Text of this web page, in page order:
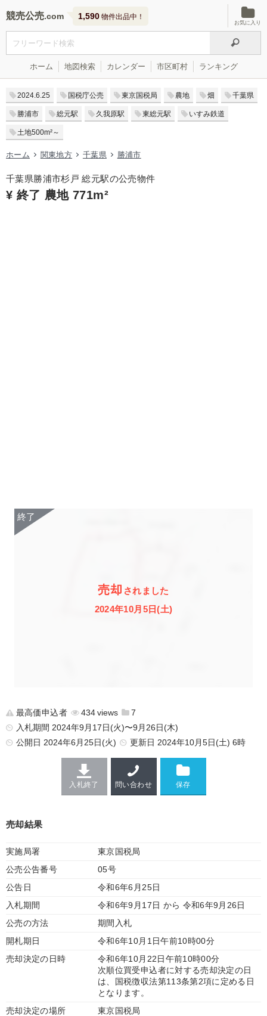
競売公売 1,590 物件出品中！
お気に入り
ホーム 地図検索 カレンダー 市区町村 ランキング
2024.6.25 国税庁公売 東京国税局 農地 畑 千葉県
勝浦市 総元駅 久我原駅 東総元駅 いすみ鉄道
土地500m²～
ホーム 関東地方 千葉県 勝浦市
千葉県勝浦市杉戸 総元駅の公売物件
¥ 終了 農地 771m²
売却 されました
2024年10月5日(土)
最高価申込者 434
7
入札期間 2024年9月17日(火)〜9月26日(木)
公開日 2024年6月25日(火) 更新日 2024年10月5日(土) 6時
入札終了 問い合わせ
売却結果
実施局署
東京国税局
公売公告番号
05号
公告日
令和6年6月25日
入札期間
令和6年9月17日 から 令和6年9月26日
公売の方法
期間入札
開札期日
令和6年10月1日午前10時00分
売却決定の日時
令和6年10月22日午前10時00分
次順位買受申込者に対する売却決定の日
は、国税徴収法第113条第2項に定める日
となります。
売却決定の場所
東京国税局